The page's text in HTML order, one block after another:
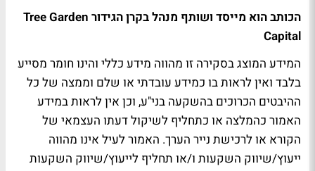
הכותב הוא מייסד ושותף מנהל בקרן הגידור Tree Garden
Capital
המידע המוצג בסקירה זו מהווה מידע כללי והינו חומר מסייע
בלבד ואין לראות בו כמידע עובדתי או שלם וממצה של כל
ההיבטים הכרוכים בהשקעה בני"ע, וכן אין לראות במידע
האמור כהמלצה או כתחליף לשיקול דעתו העצמאי של
הקורא או לרכישת נייר הערך. האמור לעיל אינו מהווה
ייעוץ/שיווק השקעות ו/או תחליף לייעוץ/שיווק השקעות